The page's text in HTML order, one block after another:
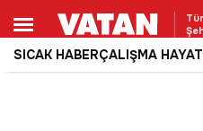
SICAK HABERÇALIŞMA